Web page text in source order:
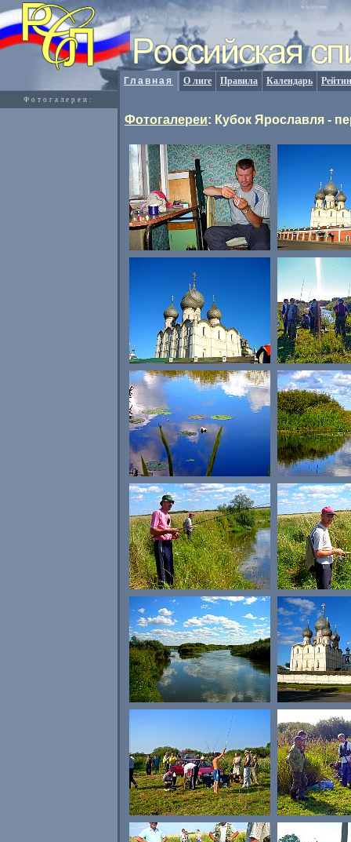
Главная О лиге Правила Календарь
Фотогалереи:
Фотогалереи: Кубок Ярославля -